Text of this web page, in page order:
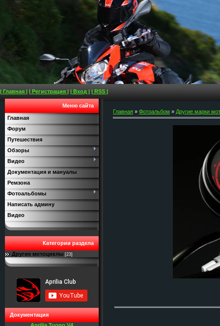
| Главная | | Регистрация | | Вход | | RSS |
Меню сайта
Главная
Форум
Путешествия
Обзоры
Видео
Документация и мануалы
Ремзона
Фотоальбомы
Написать админу
Видео
Категории раздела
Другие мотоциклы [23]
Документация
Главная » Фотоальбом » Другие марки